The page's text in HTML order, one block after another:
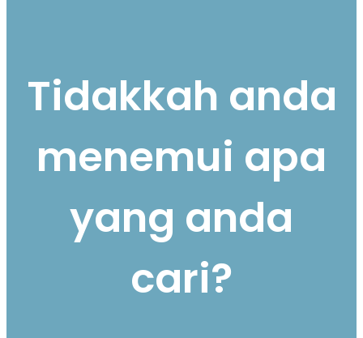
Tidakkah anda
menemui apa
yang anda
cari?